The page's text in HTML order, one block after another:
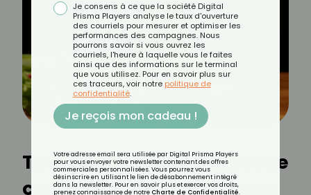
Tout savoir sur le barbecue
coréen : tradition, saveurs
Je consens à ce que la société Digital
Prisma Players analyse le taux d'ouverture
des courriels pour mesurer et optimiser les
performances des campagnes. Nous
pourrons savoir si vous ouvrez les
courriels, l'heure à laquelle vous le faites
ainsi que des informations sur le terminal
que vous utilisez. Pour en savoir plus sur
ces traceurs, voir notre politique de
confidentialité.
Je reçois mon cadeau !
Votre adresse email sera utilisée par Digital Prisma Players
pour vous envoyer votre newsletter contenant des offres
commerciales personnalisées. Vous pourrez vous
désinscrire en utilisant le lien de désabonnement intégré
dans la newsletter. Pour en savoir plus et exercer vos droits,
prenez connaissance de notre Charte de Confidentialité.